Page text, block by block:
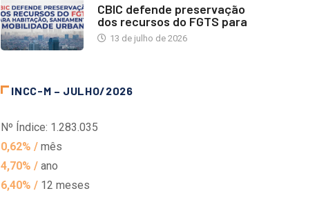
CBIC defende preservação
dos recursos do FGTS para
13 de julho de 2026
INCC-M – JULHO/2026
Nº Índice: 1.283.035
0,62% /mês
4,70% /ano
6,40% / 12 meses